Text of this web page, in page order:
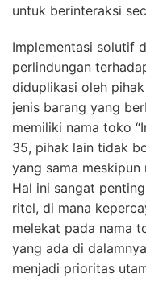
untuk berinteraksi
Implementasi solutif
perlindungan
diduplikasi oleh
jenis barang yang
memiliki nama toko
35, pihak lain tidak
yang sama meskipun
Hal ini sangat
ritel, di mana
melekat pada nama
yang ada di
menjadi prioritas